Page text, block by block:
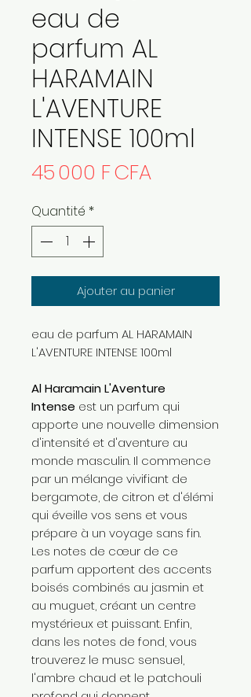
eau de
parfum AL
HARAMAIN
L'AVENTURE
INTENSE 100ml
45 000 F CFAPrix
Quantité *
Ajouter au panier
eau de parfum AL HARAMAIN
L'AVENTURE INTENSE 100ml
Al Haramain L'Aventure
Intense est un parfum qui
apporte une nouvelle dimension
d'intensité et d'aventure au
monde masculin. Il commence
par un mélange vivifiant de
bergamote, de citron et d'élémi
qui éveille vos sens et vous
prépare à un voyage sans fin.
Les notes de cœur de ce
parfum apportent des accents
boisés combinés au jasmin et
au muguet, créant un centre
mystérieux et puissant. Enfin,
dans les notes de fond, vous
trouverez le musc sensuel,
l'ambre chaud et le patchouli